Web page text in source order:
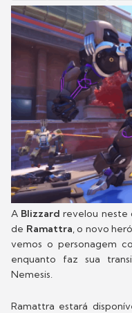
A Blizzard revelou neste
de Ramattra, o novo
vemos o personagem
enquanto faz sua
Nemesis.
Ramattra estará